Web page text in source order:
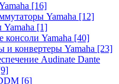
[16]
Yamaha [12]
Yamaha [1]
Yamaha [40]
и конвертеры Yamaha [23]
Audinate Dante
[6]